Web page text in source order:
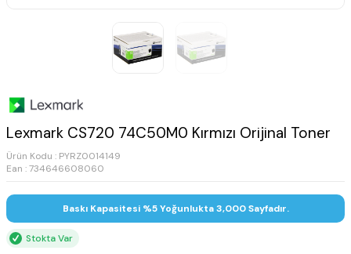
Lexmark CS720 74C50M0 Kırmızı Orijinal Toner
Ürün Kodu : PYRZ0014149
Ean : 734646608060
Baskı Kapasitesi %5 Yoğunlukta 3,000 Sayfadır.
Stokta Var